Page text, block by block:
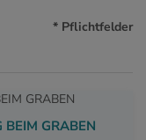
* Pflichtfelder
BEIM GRABEN